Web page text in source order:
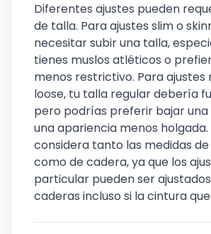
Diferentes ajustes pueden
de talla. Para ajustes slim o
necesitar subir una talla,
tienes muslos atléticos o
menos restrictivo. Para ajustes
loose, tu talla regular debería
pero podrías preferir bajar
una apariencia menos
considera tanto las medidas
como de cadera, ya que los
particular pueden ser
caderas incluso si la cintura